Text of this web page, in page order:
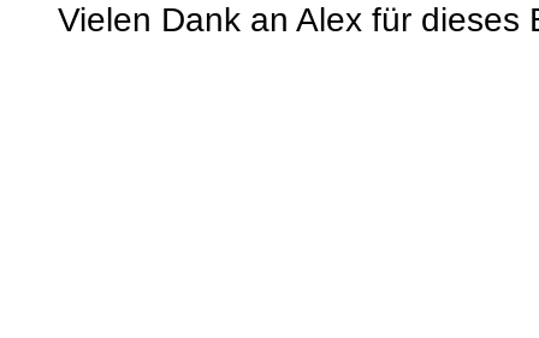
Vielen Dank an Alex für dieses